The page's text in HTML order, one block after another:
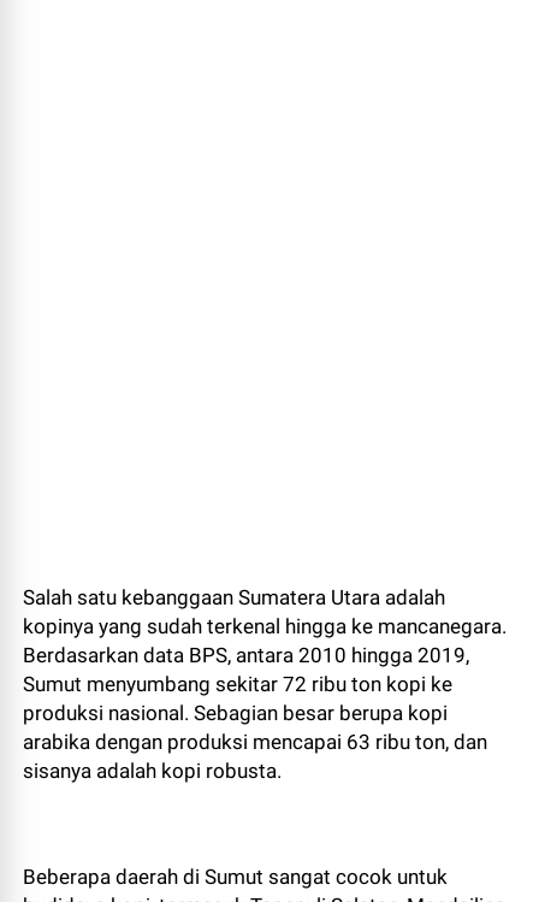
Salah satu kebanggaan Sumatera Utara adalah
kopinya yang sudah terkenal hingga ke mancanegara.
Berdasarkan data BPS, antara 2010 hingga 2019,
Sumut menyumbang sekitar 72 ribu ton kopi ke
produksi nasional. Sebagian besar berupa kopi
arabika dengan produksi mencapai 63 ribu ton, dan
sisanya adalah kopi robusta.
Beberapa daerah di Sumut sangat cocok untuk